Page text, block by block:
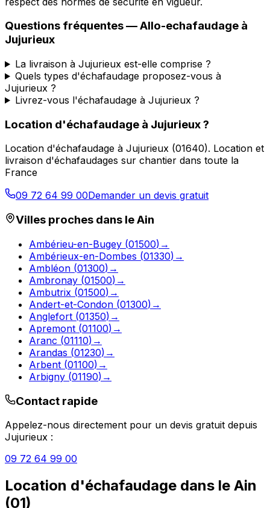
Questions fréquentes —Allo-echafaudage à
Jujurieux
La livraison à Jujurieux est-elle comprise ?
Quels types d'échafaudage proposez-vous à
Jujurieux ?
Livrez-vous l'échafaudage à Jujurieux ?
Location d'échafaudage à Jujurieux?
Location d'échafaudage à Jujurieux (01640). Location et
livraison d'échafaudages sur chantier dans toute la
France
09 72 64 99 00Demander un devis gratuit
Villes proches dans leAin
Ambérieu-en-Bugey (01500) →
Ambérieux-en-Dombes (01330) →
Ambléon (01300) →
Ambronay (01500) →
Ambutrix (01500) →
Andert-et-Condon (01300) →
Anglefort (01350) →
Apremont (01100) →
Aranc (01110) →
Arandas (01230) →
Arbent (01100) →
Arbigny (01190) →
Contact rapide
Appelez-nous directement pour un devis gratuit depuis
Jujurieux :
09 72 64 99 00
Location d'échafaudage dans le Ain
(01)